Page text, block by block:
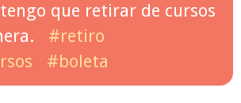
que retirar de cursos
#retiro
#boleta